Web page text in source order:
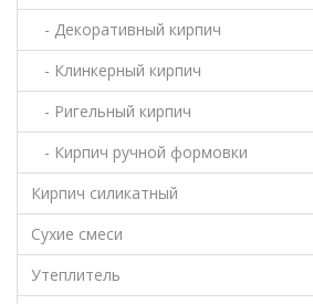
- Декоративный кирпич
- Клинкерный кирпич
- Ригельный кирпич
- Кирпич ручной формовки
Кирпич силикатный
Сухие смеси
Утеплитель